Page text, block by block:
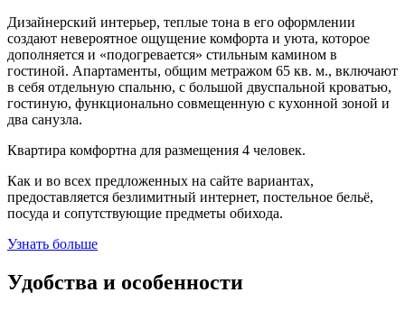
Дизайнерский интерьер, теплые тона в его оформлении
создают невероятное ощущение комфорта и уюта, которое
дополняется и «подогревается» стильным камином в
гостиной. Апартаменты, общим метражом 65 кв. м., включают
в себя отдельную спальню, с большой двуспальной кроватью,
гостиную, функционально совмещенную с кухонной зоной и
два санузла.
Квартира комфортна для размещения 4 человек.
Как и во всех предложенных на сайте вариантах,
предоставляется безлимитный интернет, постельное бельё,
посуда и сопутствующие предметы обихода.
Узнать больше
Удобства и особенности